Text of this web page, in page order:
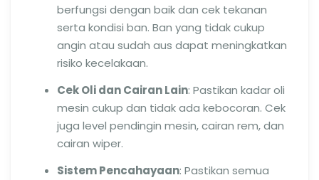
berfungsi dengan baik dan cek tekanan
serta kondisi ban. Ban yang tidak cukup
angin atau sudah aus dapat meningkatkan
risiko kecelakaan.
Cek Oli dan Cairan Lain: Pastikan kadar oli
mesin cukup dan tidak ada kebocoran. Cek
juga level pendingin mesin, cairan rem, dan
cairan wiper.
Sistem Pencahayaan: Pastikan semua